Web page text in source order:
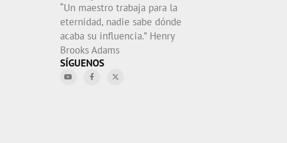
“Un maestro trabaja para la
eternidad, nadie sabe dónde
acaba su influencia.” Henry
Brooks Adams
SÍGUENOS